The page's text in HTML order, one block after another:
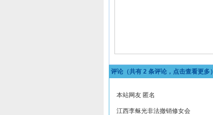
评论（共有 2 条评论，点击查看更多）
本站网友 匿名
江西李稣光非法撤销修女会